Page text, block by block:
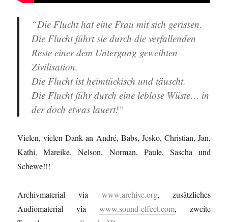
“Die Flucht hat eine Frau mit sich gerissen.
Die Flucht führt sie durch die verfallenden
Reste einer dem Untergang geweihten
Zivilisation.
Die Flucht ist heimtückisch und täuscht.
Die Flucht führ durch eine leblose Wüste… in
der doch etwas lauert!”
Vielen, vielen Dank an André, Babs, Jesko, Christian, Jan,
Kathi, Mareike, Nelson, Norman, Paule, Sascha und
Schewe!!!
Archivmaterial via www.archive.org, zusätzliches
Audiomaterial via www.sound-effect.com, zweite